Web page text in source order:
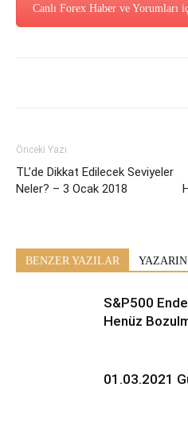
Canlı Forex Haber ve Yorumları
Önceki Yazı
TL’de Dikkat Edilecek Seviyeler
Neler? – 3 Ocak 2018
BENZER YAZILAR
S&P500
Henüz
01.03.2021